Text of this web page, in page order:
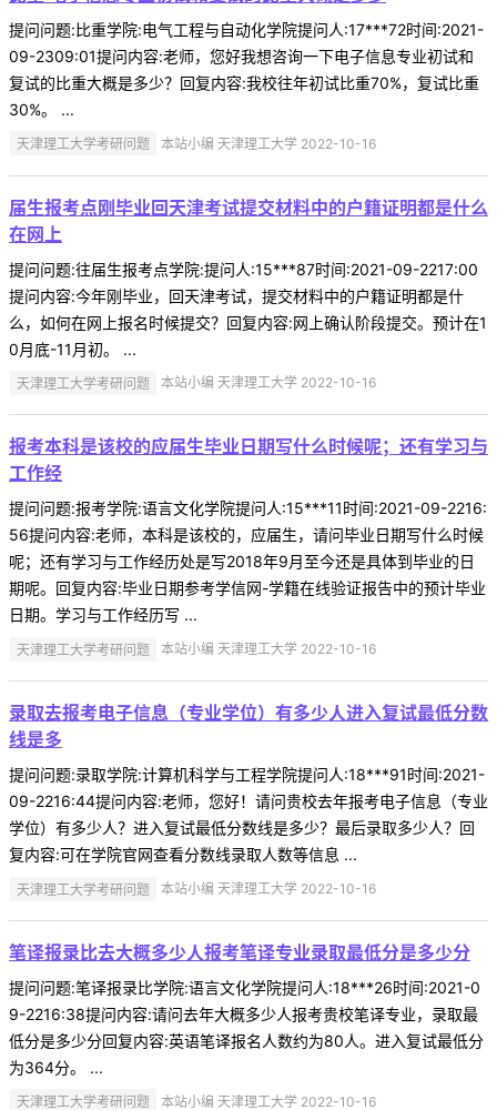
提问问题:比重学院:电气工程与自动化学院提问人:17***72时间:2021-
09-2309:01提问内容:老师，您好我想咨询一下电子信息专业初试和
复试的比重大概是多少？回复内容:我校往年初试比重70%，复试比重
30%。 ...
天津理工大学考研问题 本站小编 天津理工大学 2022-10-16
届生报考点刚毕业回天津考试提交材料中的户籍证明都是什么
在网上
提问问题:往届生报考点学院:提问人:15***87时间:2021-09-2217:00
提问内容:今年刚毕业，回天津考试，提交材料中的户籍证明都是什
么，如何在网上报名时候提交？回复内容:网上确认阶段提交。预计在1
0月底-11月初。 ...
天津理工大学考研问题 本站小编 天津理工大学 2022-10-16
报考本科是该校的应届生毕业日期写什么时候呢；还有学习与
工作经
提问问题:报考学院:语言文化学院提问人:15***11时间:2021-09-2216:
56提问内容:老师，本科是该校的，应届生，请问毕业日期写什么时候
呢；还有学习与工作经历处是写2018年9月至今还是具体到毕业的日
期呢。回复内容:毕业日期参考学信网-学籍在线验证报告中的预计毕业
日期。学习与工作经历写 ...
天津理工大学考研问题 本站小编 天津理工大学 2022-10-16
录取去报考电子信息（专业学位）有多少人进入复试最低分数
线是多
提问问题:录取学院:计算机科学与工程学院提问人:18***91时间:2021-
09-2216:44提问内容:老师，您好！请问贵校去年报考电子信息（专业
学位）有多少人？进入复试最低分数线是多少？最后录取多少人？回
复内容:可在学院官网查看分数线录取人数等信息 ...
天津理工大学考研问题 本站小编 天津理工大学 2022-10-16
笔译报录比去大概多少人报考笔译专业录取最低分是多少分
提问问题:笔译报录比学院:语言文化学院提问人:18***26时间:2021-0
9-2216:38提问内容:请问去年大概多少人报考贵校笔译专业，录取最
低分是多少分回复内容:英语笔译报名人数约为80人。进入复试最低分
为364分。 ...
天津理工大学考研问题 本站小编 天津理工大学 2022-10-16